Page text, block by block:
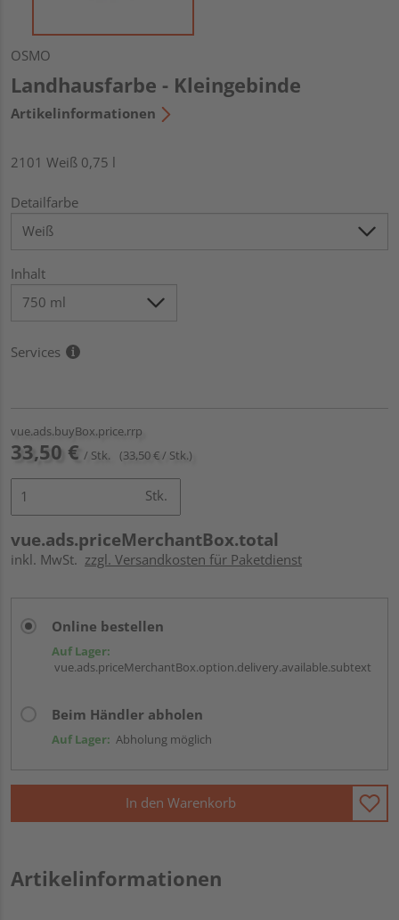
OSMO
Landhausfarbe - Kleingebinde
Artikelinformationen
2101 Weiß 0,75 l
Detailfarbe
Inhalt
Services
vue.ads.buyBox.price.rrp
33,50 € / Stk. (33,50 € / Stk.)
Stk.
vue.ads.priceMerchantBox.total
inkl. MwSt. zzgl. Versandkosten für Paketdienst
Online bestellen
Auf Lager:
vue.ads.priceMerchantBox.option.delivery.available.subtext
Beim Händler abholen
Auf Lager: Abholung möglich
In den Warenkorb
Artikelinformationen